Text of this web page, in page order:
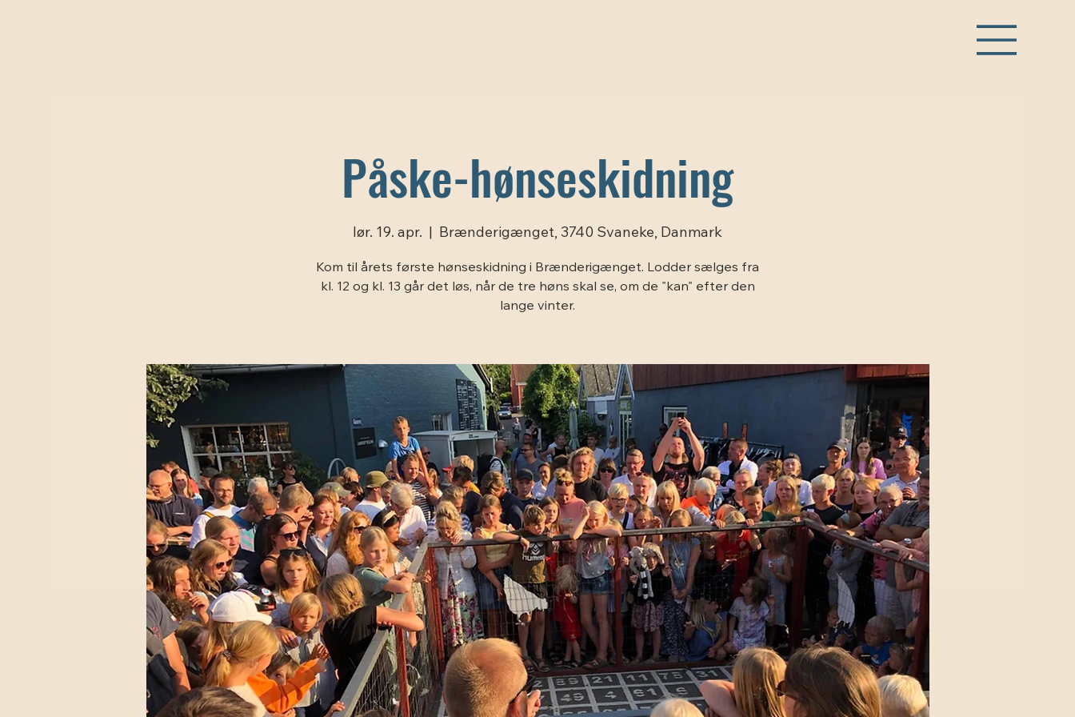
Påske-hønseskidning
lør. 19. apr. Brænderigænget, 3740 Svaneke, Danmark
Kom til årets første hønseskidning i Brænderigænget. Lodder sælges fra
kl. 12 og kl. 13 går det løs, når de tre høns skal se, om de "kan" efter den
lange vinter.